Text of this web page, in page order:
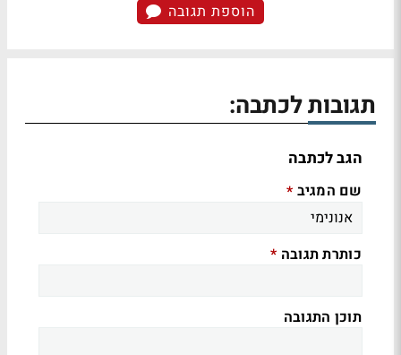
הוספת תגובה
תגובות לכתבה:
הגב לכתבה
שם המגיב *
כותרת תגובה *
תוכן התגובה